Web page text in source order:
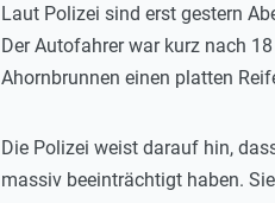
Laut Polizei sind erst gestern
Der Autofahrer war kurz nach
Ahornbrunnen einen platten
Die Polizei weist darauf hin,
massiv beeinträchtigt haben.